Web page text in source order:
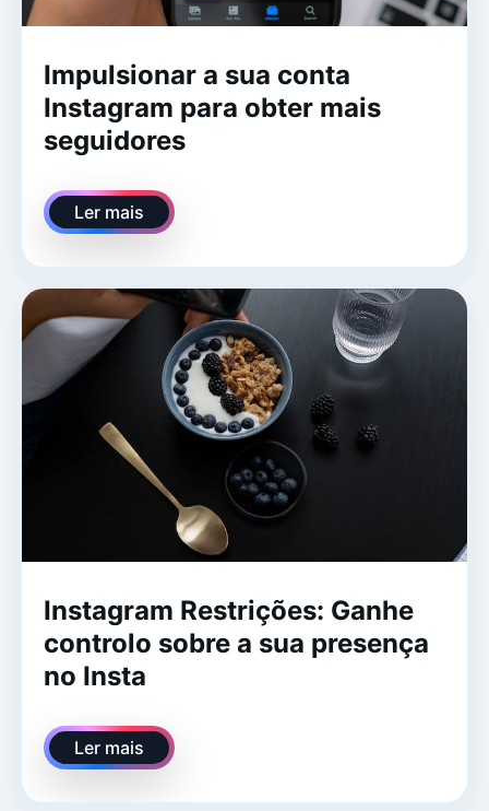
Impulsionar a sua conta
Instagram para obter mais
seguidores
Ler mais
Instagram Restrições: Ganhe
controlo sobre a sua presença
no Insta
Ler mais